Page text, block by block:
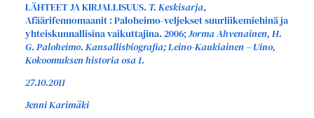
LÄHTEET JA KIRJALLISUUS. T. Keskisarja,
Afäärifennomaanit : Paloheimo-veljekset suurliikemiehinä ja
yhteiskunnallisina vaikuttajina. 2006;Jorma Ahvenainen, H.
G. Paloheimo. Kansallisbiografia; Leino-Kaukiainen – Uino,
Kokoomuksen historia osa 1.
27.10.2011
Jenni Karimäki